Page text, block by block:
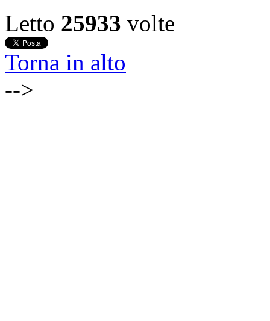
Letto 25933 volte
Torna in alto
-->